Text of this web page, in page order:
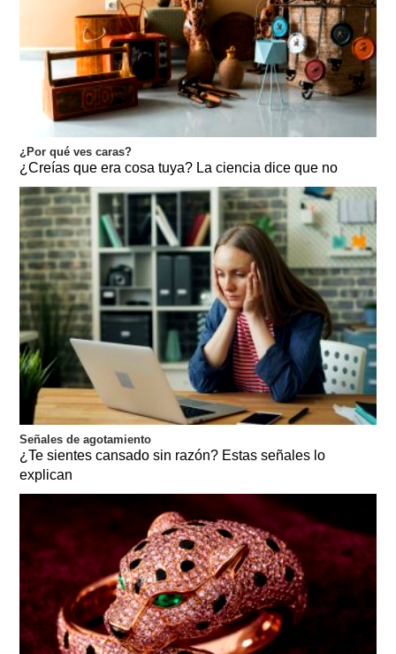
¿Por qué ves caras?
¿Creías que era cosa tuya? La ciencia dice que no
Señales de agotamiento
¿Te sientes cansado sin razón? Estas señales lo
explican